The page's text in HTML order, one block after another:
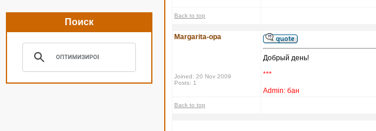
Поиск
Back to top
Margarita-opa
Joined: 20 Nov 2009
Posts: 1
Добрый день!
***
Admin: бан
Back to top